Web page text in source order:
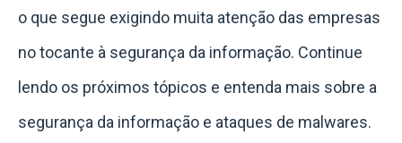
o que segue exigindo muita atenção das empresas
no tocante à segurança da informação. Continue
lendo os próximos tópicos e entenda mais sobre a
segurança da informação e ataques de malwares.